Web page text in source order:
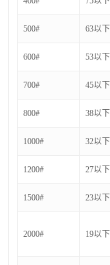
500# 63以下
600# 53以下
700# 45以下
800# 38以下
1000# 32以下
1200# 27以下
1500# 23以下
2000# 19以下